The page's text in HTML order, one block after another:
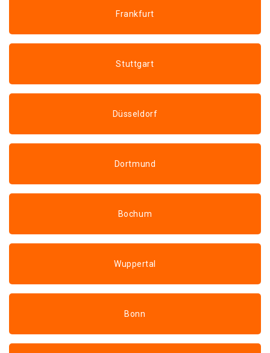
Frankfurt
Stuttgart
Düsseldorf
Dortmund
Bochum
Wuppertal
Bonn